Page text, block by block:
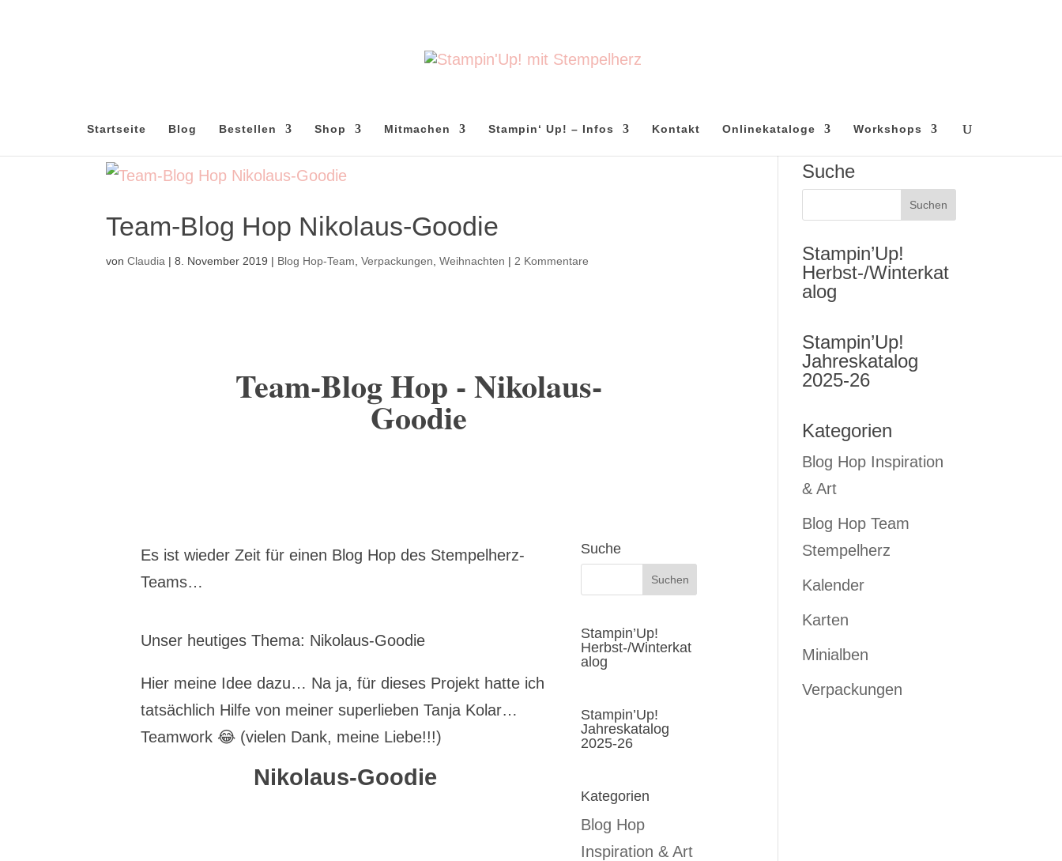
Startseite Blog Bestellen Shop Mitmachen Stampin‘ Up! – Infos Kontakt Onlinekataloge Workshops
Team-Blog Hop Nikolaus-Goodie
vonClaudia |8. November 2019 | Blog Hop-Team ,Verpackungen ,Weihnachten | 2 Kommentare
Team-Blog Hop - Nikolaus-
Goodie
Es ist wieder Zeit für einen Blog Hop des Stempelherz-
Teams…
Unser heutiges Thema: Nikolaus-Goodie
Hier meine Idee dazu… Na ja, für dieses Projekt hatte ich
tatsächlich Hilfe von meiner superlieben Tanja Kolar…
Teamwork 😂 (vielen Dank, meine Liebe!!!)
Nikolaus-Goodie
Suche
Stampin’Up!
Herbst-/Winterkat
alog
Stampin’Up!
Jahreskatalog
2025-26
Kategorien
Blog Hop
Inspiration & Art
Suche
Stampin’Up!
Herbst-/Winterkat
alog
Stampin’Up!
Jahreskatalog
2025-26
Kategorien
Blog Hop Inspiration
& Art
Blog Hop Team
Stempelherz
Kalender
Karten
Minialben
Verpackungen